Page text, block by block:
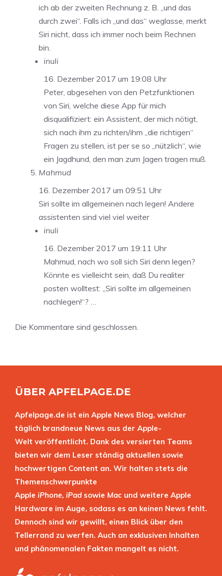
ich ab der zweiten Rechnung z. B. „und das
durch zwei“. Falls ich „und das“ weglasse, merkt
Siri nicht, dass ich immer noch beim Rechnen
bin.
inuli
16. Dezember 2017 um 19:08 Uhr
Peter, abgesehen von den Petzfunktionen
von Siri, welche diese App für mich
disqualifiziert: ein Assistent, der mich nötigt,
sich nach ihm zu richten/ihm „die richtigen“
Fragen zu stellen, ist per se so „nützlich“, wie
ein Jagdhund, den man zum Jagen tragen muß.
Mahmud
16. Dezember 2017 um 09:51 Uhr
Siri sollte im allgemeinen nach legen! Andere
assistenten sind viel viel weiter
inuli
16. Dezember 2017 um 19:11 Uhr
Mahmud, nach wo soll sich Siri denn legen?
Könnte es vielleicht sein, daß Du realiter
posten wolltest: „Siri sollte im allgemeinen
nachlegen!“? …
Die Kommentare sind geschlossen.
ÜBER APFELPAGE.DE
Apfelpage.de ist ein Apple News Blog, welcher
täglich brandneue News aus der Apple-
Welt veröffentlicht. Dank des versierten Teams
bieten wir dem Leser ständig aktuellen sowie
hochwertigen Content an. Wir halten stets die
Themenschwerpunkte
Apple iPhone, iPad sowie Mac und weitere Apple
Hardware im Auge, sodass es an keinen News fehlt.
Dennoch sind wir gewillt, einen Blick über den
Tellerrand zu werfen. Auch an exklusiven Inhalten
und phänomenalen Fakten mangelt es nicht.